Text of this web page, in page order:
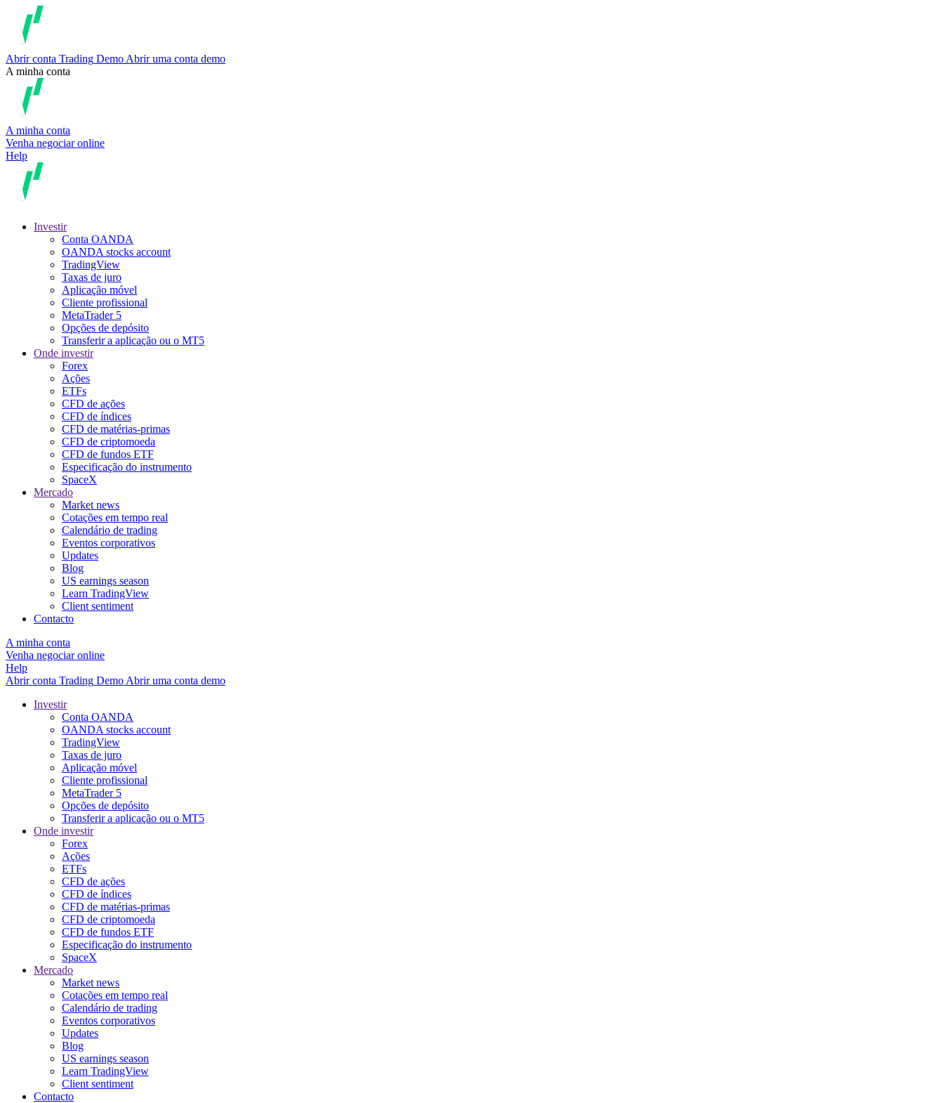
Abrir conta Trading Demo Abrir uma conta demo
A minha conta
A minha conta
Venha negociar online
Help
Investir
Conta OANDA
OANDA stocks account
TradingView
Taxas de juro
Aplicação móvel
Cliente profissional
MetaTrader 5
Opções de depósito
Transferir a aplicação ou o MT5
Onde investir
Forex
Ações
ETFs
CFD de ações
CFD de índices
CFD de matérias-primas
CFD de criptomoeda
CFD de fundos ETF
Especificação do instrumento
SpaceX
Mercado
Market news
Cotações em tempo real
Calendário de trading
Eventos corporativos
Updates
Blog
US earnings season
Learn TradingView
Client sentiment
Contacto
A minha conta
Venha negociar online
Help
Abrir conta Trading Demo Abrir uma conta demo
Investir
Conta OANDA
OANDA stocks account
TradingView
Taxas de juro
Aplicação móvel
Cliente profissional
MetaTrader 5
Opções de depósito
Transferir a aplicação ou o MT5
Onde investir
Forex
Ações
ETFs
CFD de ações
CFD de índices
CFD de matérias-primas
CFD de criptomoeda
CFD de fundos ETF
Especificação do instrumento
SpaceX
Mercado
Market news
Cotações em tempo real
Calendário de trading
Eventos corporativos
Updates
Blog
US earnings season
Learn TradingView
Client sentiment
Contacto